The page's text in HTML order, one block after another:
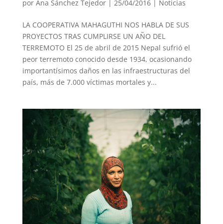
por Ana Sánchez Tejedor| 25/04/2016 | Noticias
LA COOPERATIVA MAHAGUTHI NOS HABLA DE SUS
PROYECTOS TRAS CUMPLIRSE UN AÑO DEL
TERREMOTO El 25 de abril de 2015 Nepal sufrió el
peor terremoto conocido desde 1934, ocasionando
importantísimos daños en las infraestructuras del
país, más de 7.000 víctimas mortales y...